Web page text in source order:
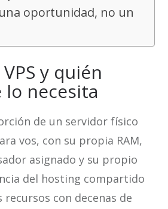
oportunidad, no un
y quién
necesita
de un servidor físico
vos, con su propia RAM,
asignado y su propio
del hosting compartido
con decenas de